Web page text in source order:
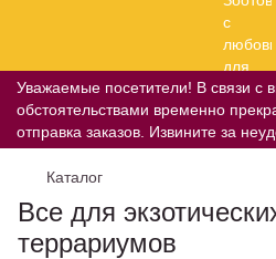
Уважаемые посетители! В связи с
обстоятельствами временно
отправка заказов. Извините за
Каталог
Все для
террариумов